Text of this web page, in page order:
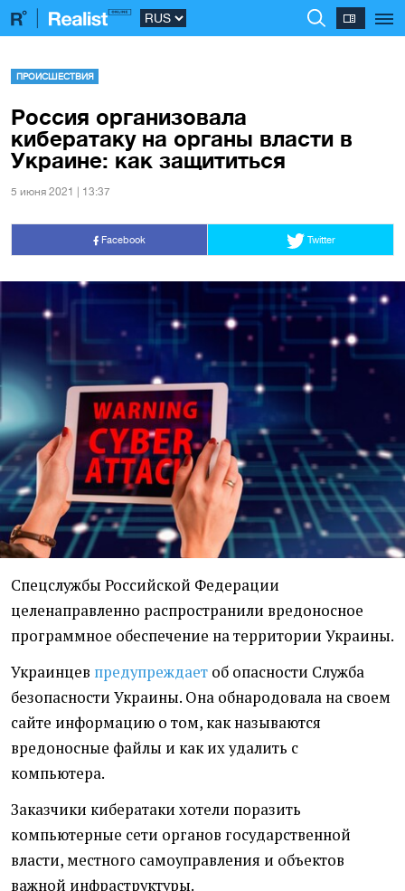
ПРОИСШЕСТВИЯ
Россия организовала
кибератаку на органы власти в
Украине: как защититься
5 июня 2021 | 13:37
Facebook Twitter
Спецслужбы Российской Федерации
целенаправленно распространили вредоносное
программное обеспечение на территории Украины.
Украинцев предупреждает об опасности Служба
безопасности Украины. Она обнародовала на своем
сайте информацию о том, как называются
вредоносные файлы и как их удалить с
компьютера.
Заказчики кибератаки хотели поразить
компьютерные сети органов государственной
власти, местного самоуправления и объектов
важной инфраструктуры.